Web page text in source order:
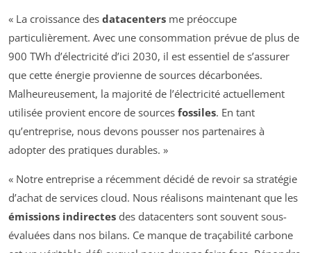
« La croissance des datacenters me préoccupe
particulièrement. Avec une consommation prévue de plus de
900 TWh d’électricité d’ici 2030, il est essentiel de s’assurer
que cette énergie provienne de sources décarbonées.
Malheureusement, la majorité de l’électricité actuellement
utilisée provient encore de sources fossiles. En tant
qu’entreprise, nous devons pousser nos partenaires à
adopter des pratiques durables. »
« Notre entreprise a récemment décidé de revoir sa stratégie
d’achat de services cloud. Nous réalisons maintenant que les
émissions indirectes des datacenters sont souvent sous-
évaluées dans nos bilans. Ce manque de traçabilité carbone